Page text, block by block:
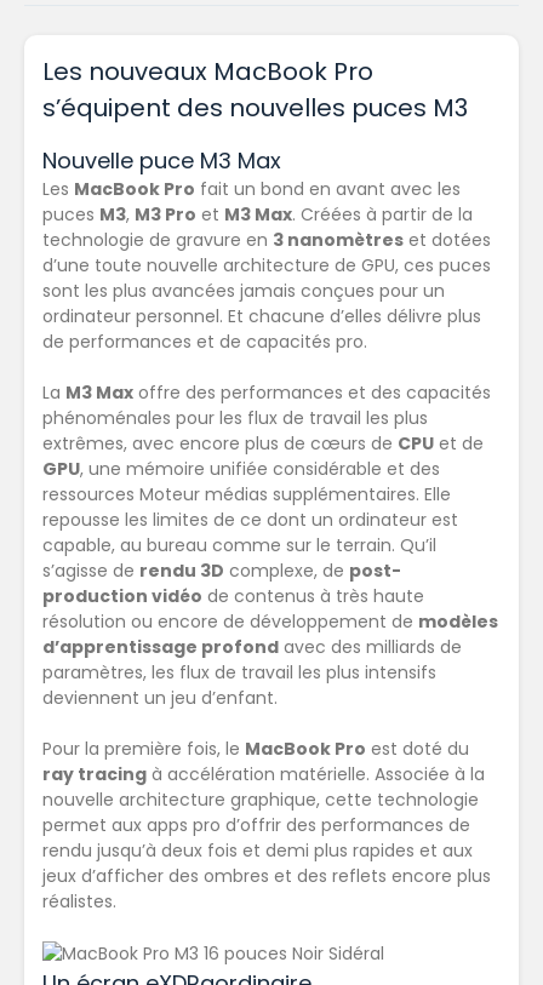
Les nouveaux MacBook Pro
s’équipent des nouvelles puces M3
Nouvelle puce M3 Max
Les MacBook Pro fait un bond en avant avec les
puces M3, M3 Pro et M3 Max. Créées à partir de la
technologie de gravure en 3 nanomètres et dotées
d’une toute nouvelle architecture de GPU, ces puces
sont les plus avancées jamais conçues pour un
ordinateur personnel. Et chacune d’elles délivre plus
de performances et de capacités pro.
La M3 Max offre des performances et des capacités
phénoménales pour les flux de travail les plus
extrêmes, avec encore plus de cœurs de CPU et de
GPU, une mémoire unifiée considérable et des
ressources Moteur médias supplémentaires. Elle
repousse les limites de ce dont un ordinateur est
capable, au bureau comme sur le terrain. Qu’il
s’agisse de rendu 3D complexe, de post-
production vidéo de contenus à très haute
résolution ou encore de développement de modèles
d’apprentissage profond avec des milliards de
paramètres, les flux de travail les plus intensifs
deviennent un jeu d’enfant.
Pour la première fois, le MacBook Pro est doté du
ray tracing à accélération matérielle. Associée à la
nouvelle architecture graphique, cette technologie
permet aux apps pro d’offrir des performances de
rendu jusqu’à deux fois et demi plus rapides et aux
jeux d’afficher des ombres et des reflets encore plus
réalistes.